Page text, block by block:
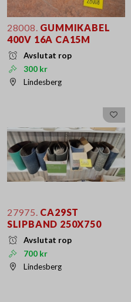
28008. GUMMIKABEL
400V 16A CA15M
Avslutat rop
300 kr
Lindesberg
27975. CA29ST
SLIPBAND 250X750
Avslutat rop
700 kr
Lindesberg